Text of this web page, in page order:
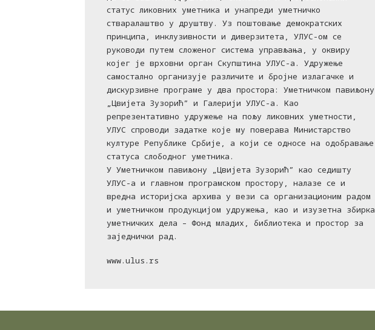
статус ликовних уметника и унапреди уметничко
стваралаштво у друштву. Уз поштовање демократских
принципа, инклузивности и диверзитета, УЛУС-ом се
руководи путем сложеног система управљања, у оквиру
којег је врховни орган Скупштина УЛУС-а. Удружење
самостално организује различите и бројне излагачке и
дискурзивне програме у два простора: Уметничком павиљону
„Цвијета Зузорић” и Галерији УЛУС-а. Као
репрезентативно удружење на пољу ликовних уметности,
УЛУС спроводи задатке које му поверава Министарство
културе Републике Србије, а који се односе на одобравање
статуса слободног уметника.
У Уметничком павиљону „Цвијета Зузорић” као седишту
УЛУС-а и главном програмском простору, налазе се и
вредна историјска архива у вези са организационим радом
и уметничком продукцијом удружења, као и изузетна збирка
уметничких дела – Фонд младих, библиотека и простор за
заједнички рад.
www.ulus.rs